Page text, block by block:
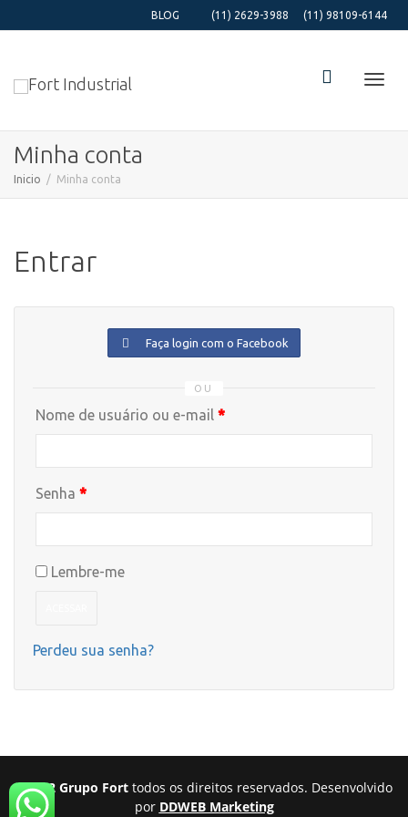
BLOG (11) 2629-3988 (11) 98109-6144
Minha conta
Inicio Minha conta
Entrar
Faça login com o Facebook
OU
Nome de usuário ou e-mail *Obrigatório
Senha *Obrigatório
Lembre-me
Perdeu sua senha?
©2022 Grupo Fort todos os direitos reservados. Desenvolvido
por DDWEB Marketing